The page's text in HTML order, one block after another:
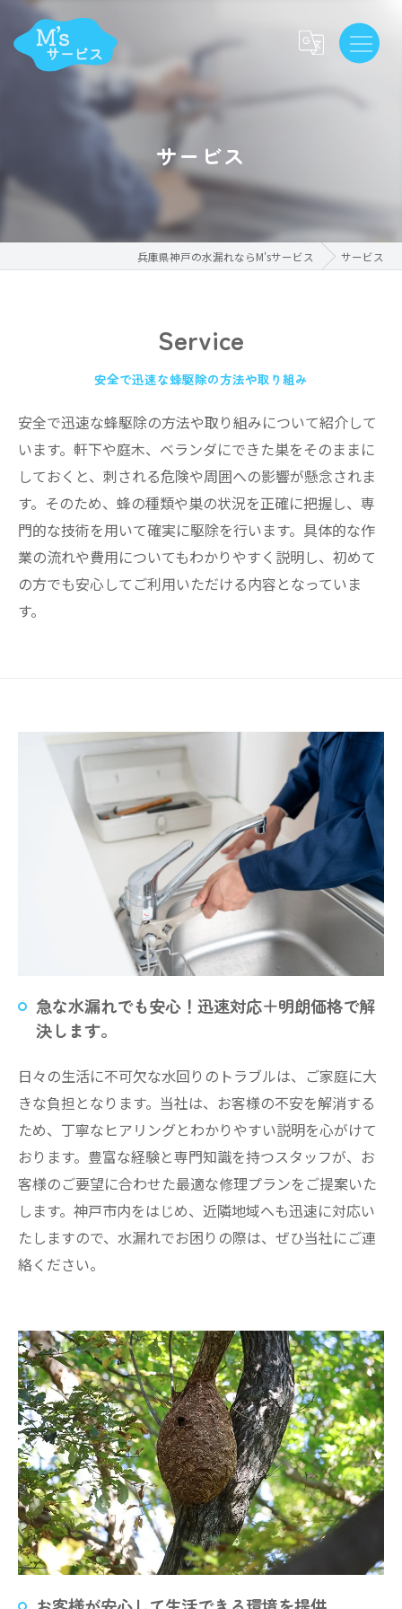
サービス
兵庫県神戸の水漏れならM'sサービス サービス
安全で迅速な蜂駆除の方法や取り組み
Service
安全で迅速な蜂駆除の方法や取り組みについて紹介して
います。軒下や庭木、ベランダにできた巣をそのままに
しておくと、刺される危険や周囲への影響が懸念されま
す。そのため、蜂の種類や巣の状況を正確に把握し、専
門的な技術を用いて確実に駆除を行います。具体的な作
業の流れや費用についてもわかりやすく説明し、初めて
の方でも安心してご利用いただける内容となっていま
す。
急な水漏れでも安心！迅速対応＋明朗価格で解
決します。
日々の生活に不可欠な水回りのトラブルは、ご家庭に大
きな負担となります。当社は、お客様の不安を解消する
ため、丁寧なヒアリングとわかりやすい説明を心がけて
おります。豊富な経験と専門知識を持つスタッフが、お
客様のご要望に合わせた最適な修理プランをご提案いた
します。神戸市内をはじめ、近隣地域へも迅速に対応い
たしますので、水漏れでお困りの際は、ぜひ当社にご連
絡ください。